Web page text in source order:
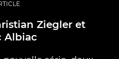
Vidéo et photographie professionnelles
Ziegler et
Albiac